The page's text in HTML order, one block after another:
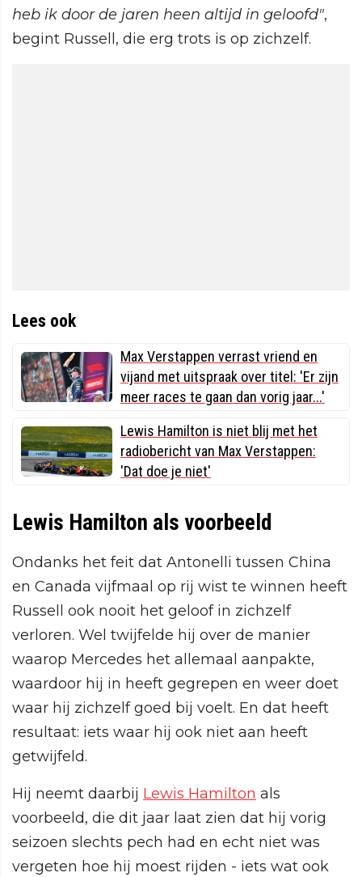
heb ik door de jaren heen altijd in geloofd",
begint Russell, die erg trots is op zichzelf.
Lees ook
Max Verstappen verrast vriend en
vijand met uitspraak over titel: 'Er zijn
meer races te gaan dan vorig jaar...'
Lewis Hamilton is niet blij met het
radiobericht van Max Verstappen:
'Dat doe je niet'
Lewis Hamilton als voorbeeld
Ondanks het feit dat Antonelli tussen China
en Canada vijfmaal op rij wist te winnen heeft
Russell ook nooit het geloof in zichzelf
verloren. Wel twijfelde hij over de manier
waarop Mercedes het allemaal aanpakte,
waardoor hij in heeft gegrepen en weer doet
waar hij zichzelf goed bij voelt. En dat heeft
resultaat: iets waar hij ook niet aan heeft
getwijfeld.
Hij neemt daarbij Lewis Hamilton als
voorbeeld, die dit jaar laat zien dat hij vorig
seizoen slechts pech had en echt niet was
vergeten hoe hij moest rijden - iets wat ook